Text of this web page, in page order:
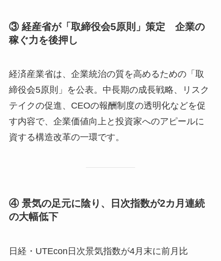
③ 経産省が「取締役会5原則」策定 企業の
稼ぐ力を後押し
経済産業省は、企業統治の質を高めるための「取
締役会5原則」を公表。中長期の成長戦略、リスク
テイクの促進、CEOの報酬制度の透明化などを促
す内容で、企業価値向上と投資家へのアピールに
資する構造改革の一環です。
④ 景気の足元に陰り、日次指数が2カ月連続
の大幅低下
日経・UTEcon日次景気指数が4月末に前月比